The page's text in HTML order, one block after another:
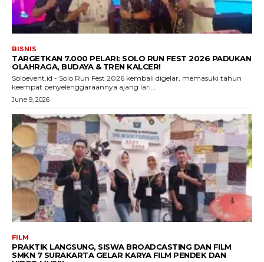
BISNIS
TARGETKAN 7.000 PELARI: SOLO RUN FEST 2026 PADUKAN
OLAHRAGA, BUDAYA & TREN KALCER!
Soloevent.id - Solo Run Fest 2026 kembali digelar, memasuki tahun
keempat penyelenggaraannya ajang lari...
June 9, 2026
FILM
PRAKTIK LANGSUNG, SISWA BROADCASTING DAN FILM
SMKN 7 SURAKARTA GELAR KARYA FILM PENDEK DAN